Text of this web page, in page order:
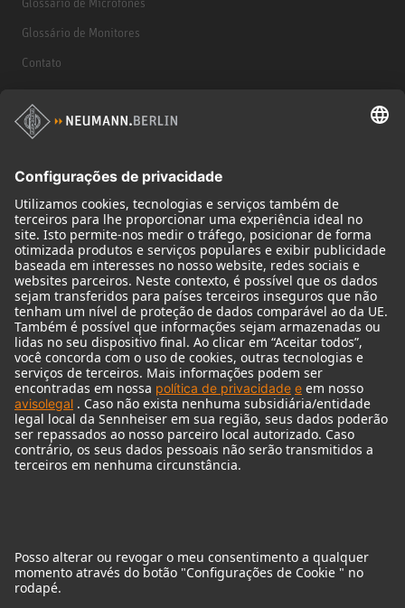
Glossário de Monitores
Contato
Produtos
Microfones
Acessórios de microfone
Monitores
Acessórios de monitores
Fones de ouvido
Microfones históricos
Audio Interface
Imprint